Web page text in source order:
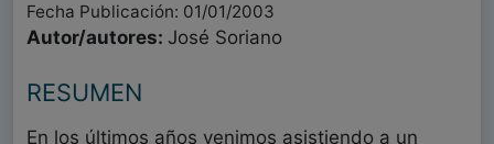
Fecha Publicación: 01/01/2003
Autor/autores: José Soriano
RESUMEN
En los últimos años venimos asistiendo a un